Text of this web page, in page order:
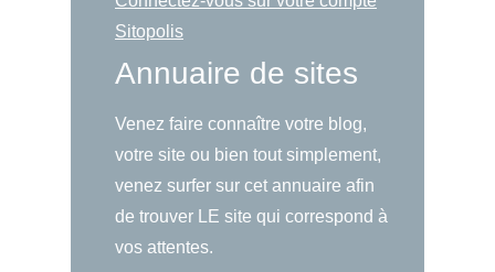
Sitopolis
Annuaire de sites
Venez faire connaître votre blog,
votre site ou bien tout simplement,
venez surfer sur cet annuaire afin
de trouver LE site qui correspond à
vos attentes.